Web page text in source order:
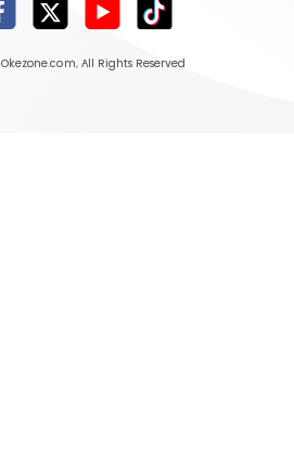
Okezone.com, All Rights Reserved